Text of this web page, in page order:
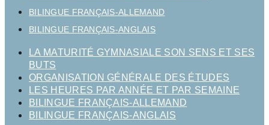
BILINGUE FRANÇAIS-ALLEMAND
BILINGUE FRANÇAIS-ANGLAIS
LA MATURITÉ GYMNASIALE SON SENS ET SES
BUTS
ORGANISATION GÉNÉRALE DES ÉTUDES
LES HEURES PAR ANNÉE ET PAR SEMAINE
BILINGUE FRANÇAIS-ALLEMAND
BILINGUE FRANÇAIS-ANGLAIS